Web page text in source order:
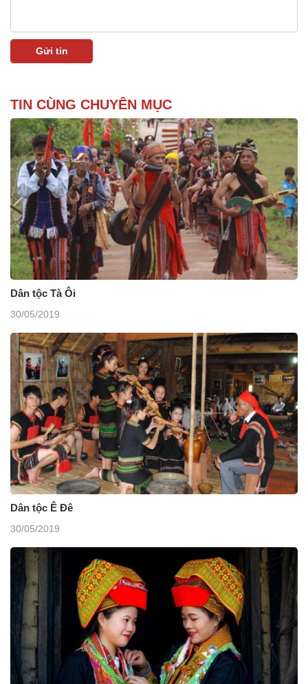
TIN CÙNG CHUYÊN MỤC
Dân tộc Tà Ôi
30/05/2019
Dân tộc Ê Đê
30/05/2019